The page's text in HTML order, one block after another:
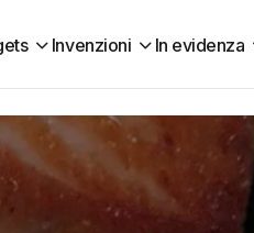
Invenzioni In evidenza